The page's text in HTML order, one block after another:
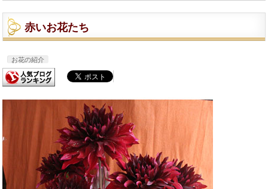
赤いお花たち
お花の紹介